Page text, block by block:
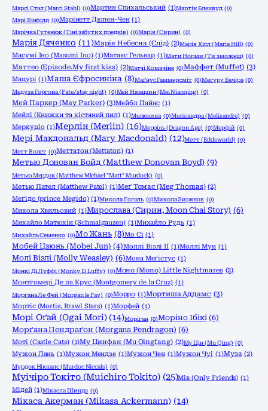
Марсі Стал (Marci Stahl) (0)Мартин Спихальський (1)Мартін Блеквуд (0)
Марі Вінфілд (0)Марінетт Дюпен-Чен (1)
Марічка Гутенюк (Тіні забутих предків) (0)Марія (Сирин) (0)
Марія Дяченко (11)Марія Небесна (Слід) (2)Марія Хілл (Maria Hill) (0)
Масумі Іно (Masumi Ino) (1)Матаяс Гельвар (1)Мати Норми (Ти зможеш) (0)
Маттео (Episode.My first kiss) (2)Матчі Комачіне (0)Маффет (Muffet) (3)
Мацурі (1)Маша Єфросиніна (8)Маґнус Гаммерсміт (0)Мегуру Бачіра (0)
Медуза Горгона (Fate/stay night) (0)Мей Нянцзин (Mei Nianqing) (0)
Мей Паркер (May Parker) (3)Мейбл Пайнс (1)
Мейлі (Книжки та кістяний пил) (1)Мелюзина (0)Мелісандра (Melisandre) (0)
Меркуціо (1)Мерлін (Merlin) (16)Мерріль (Dragon Age) (0)Мерфій (0)
Мері Макдональд (Mary Macdonald) (12)Метт (Eddsworld) (0)
Метт Волст (0)Меттатон (Mettaton) (1)
Метью Донован Бойд (Matthew Donovan Boyd) (9)
Метью Мердок (Matthew Michael "Matt" Murdock) (0)
Метью Пател (Matthew Patel) (1)Меґ Томас (Meg Thomas) (2)
Меґідо (prince Megido) (1)Микола Гоголь (0)Микола Зирянов (0)
Микола Хвильовий (1)Мирослава (Сирин, Moon Chai Story) (6)
Михайло Матюхін (Schmalgauzen) (1)Михайло Рудь (1)
Михайль Семенко (0)Мо Жань (8)Мо Сі (1)
Мобей Цзюнь (Mobei Jun) (4)Моллі Візлі ІІ (1)Моллі Мун (1)
Молі Візлі (Molly Weasley) (6)Мона Меґістус (1)
Монкі Ді Луффі (Monky D. Luffy) (0)Моно (Mono) Little Nightmares (2)
Монтгомері Де ла Крус (Montgomery de la Cruz) (1)
Моргана Ле Фей (Morgan le Fay) (0)Морро (1)Мортиша Аддамс (3)
Мортіс (Mortis, Brawl Stars) (1)Морфей (1)
Морі Оґай (Ogai Mori) (14)Моріган (0)Моріно Ібікі (6)
Морґана Пендраґон (Morgana Pendragon) (6)
Моті (Castle Cats) (1)Му Цинфан (Mu Qingfang) (2)Му Цін (Mu Qing) (0)
Мужон Лань (1)Мужон Мендзе (1)Мужон Чен (1)Мужон Чуі (1)Муза (2)
Мурдок Ніккалс (Murdoc Niccals) (0)
Муічіро Токіто (Muichiro Tokito) (25)Мів (Only Friends) (1)
Мідей (1)Мікаела Шиндо (0)
Мікаса Акерман (Mikasa Ackermann) (14)